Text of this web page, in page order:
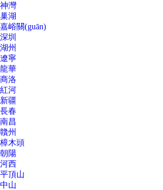
神灣
巢湖
嘉峪關(guān)
深圳
湖州
遼寧
龍華
商洛
紅河
新疆
長春
南昌
贛州
樟木頭
朝陽
河西
平頂山
中山